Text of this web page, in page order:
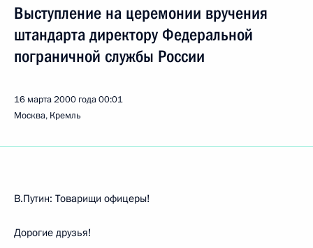
Выступление на церемонии вручения
штандарта директору Федеральной
пограничной службы России
16 марта 2000 года00:01
Москва, Кремль
В.Путин: Товарищи офицеры!
Дорогие друзья!